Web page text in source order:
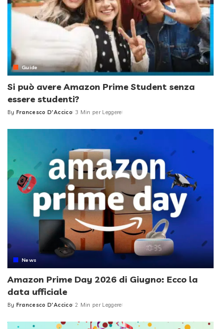
Guide
Si può avere Amazon Prime Student senza
essere studenti?
Posted
By Francesco D'Accico 3 Min per Leggere
News
Amazon Prime Day 2026 di Giugno: Ecco la
data ufficiale
Posted
By Francesco D'Accico 2 Min per Leggere